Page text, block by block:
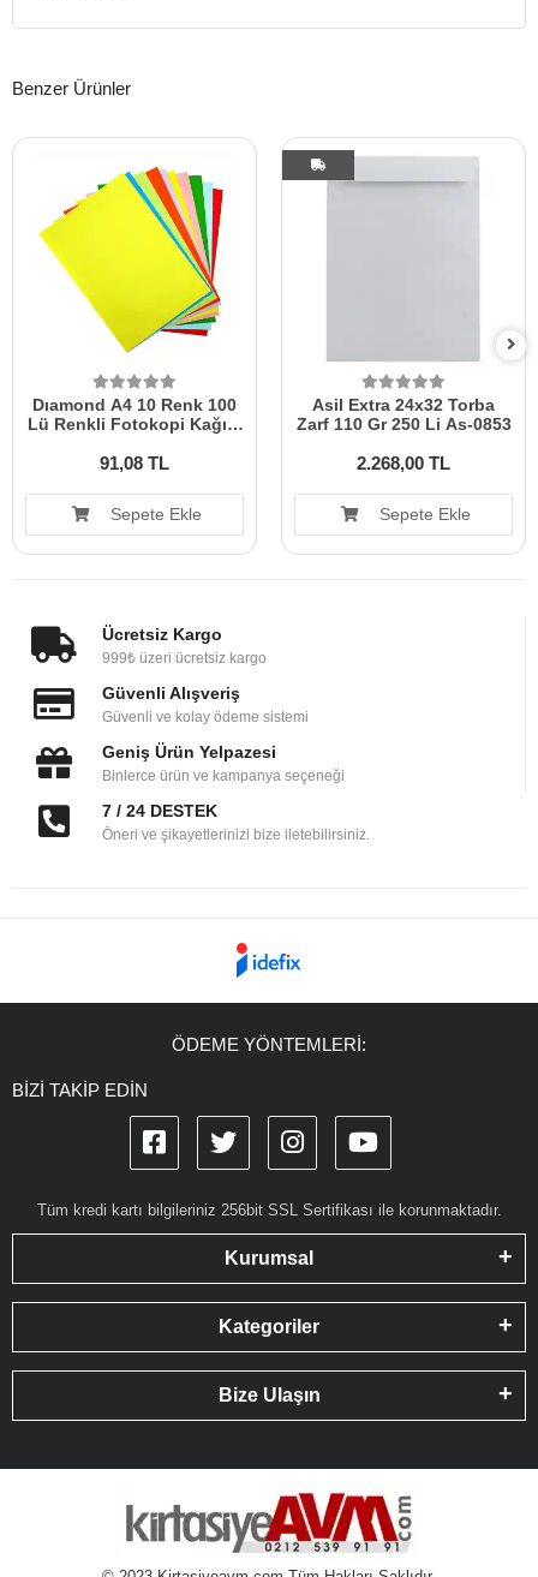
Benzer Ürünler
Dıamond A4 10 Renk 100
Lü Renkli Fotokopi Kağıdı
91,08 TL
Sepete Ekle
Asil Extra 24x32 Torba
Zarf 110 Gr 250 Li As-0853
2.268,00 TL
Sepete Ekle
Ücretsiz Kargo
999₺ üzeri ücretsiz kargo
Güvenli Alışveriş
Güvenli ve kolay ödeme sistemi
Geniş Ürün Yelpazesi
Binlerce ürün ve kampanya seçeneği
7 / 24 DESTEK
Öneri ve şikayetlerinizi bize iletebilirsiniz.
ÖDEME YÖNTEMLERİ:
BİZİ TAKİP EDİN
Tüm kredi kartı bilgileriniz 256bit SSL Sertifikası ile korunmaktadır.
Kurumsal
Kategoriler
Bize Ulaşın